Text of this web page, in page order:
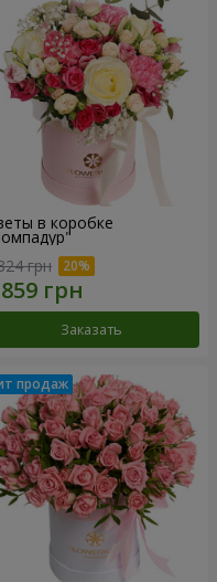
в коробке
грн
Заказать